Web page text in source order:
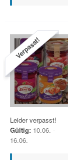
Verpasst!
Leider verpasst!
Gültig: 10.06. -
16.06.